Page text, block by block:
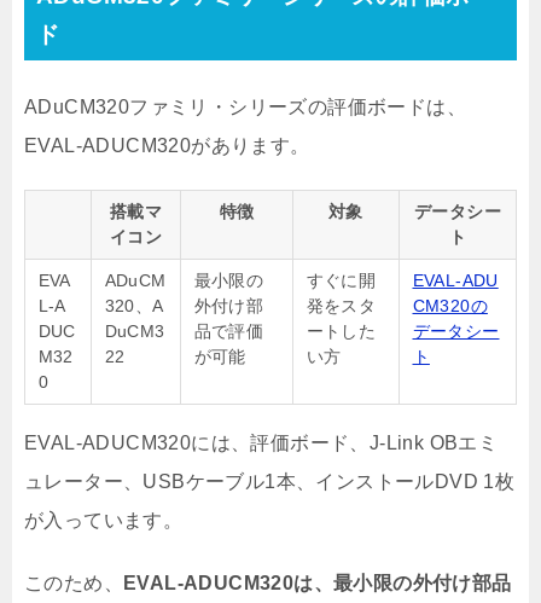
ド
ADuCM320ファミリ・シリーズの評価ボードは、
EVAL-ADUCM320があります。
搭載マ
イコン
特徴 対象
データシー
ト
EVA
L-A
DUC
M32
0
ADuCM
320、A
DuCM3
22
最小限の
外付け部
品で評価
が可能
すぐに開
発をスタ
ートした
い方
EVAL-ADU
CM320の
データシー
ト
EVAL-ADUCM320には、評価ボード、J-Link OBエミ
ュレーター、USBケーブル1本、インストールDVD 1枚
が入っています。
このため、
EVAL-ADUCM320は、最小限の外付け部品